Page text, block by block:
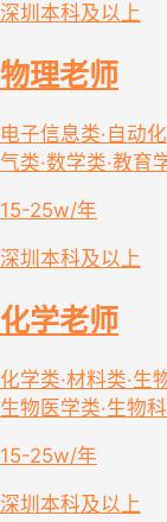
深圳 本科及以上
物理老师
电子信息类·自动
气类·数学类·教育
15-25w/年
深圳 本科及以上
化学老师
化学类·材料类·生
生物医学类·生物
15-25w/年
深圳 本科及以上